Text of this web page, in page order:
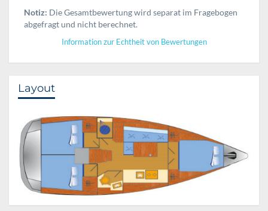
Notiz: Die Gesamtbewertung wird separat im Fragebogen
abgefragt und nicht berechnet.
Information zur Echtheit von Bewertungen
Layout